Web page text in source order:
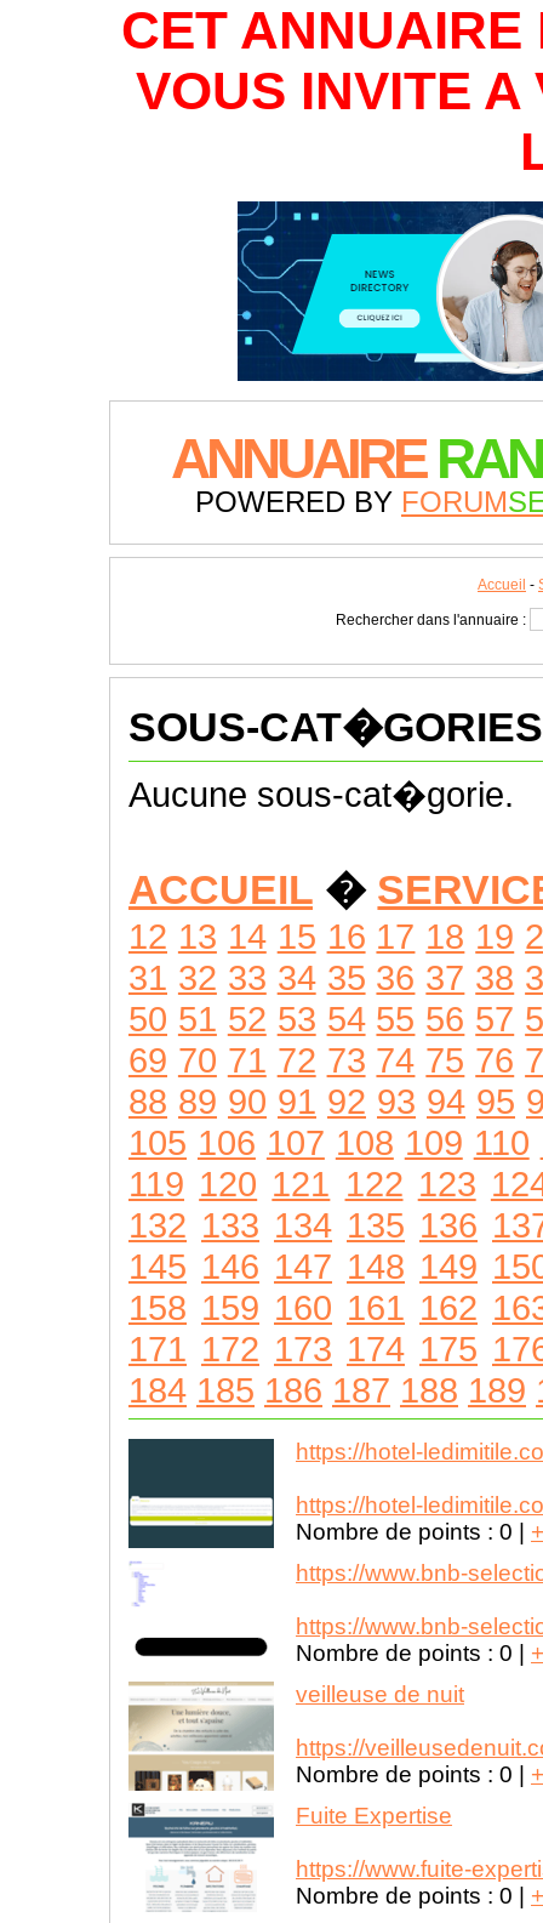
CET
VOUS INVITE A
ANNUAIRE
POWERED BY FORUM
Accueil -
Rechercher dans l'annuaire :
SOUS-CAT�GORIES
Aucune sous-cat�gorie.
ACCUEIL �
12 13 14 15 16 17 18 19
31 32 33 34 35 36 37 38
50 51 52 53 54 55 56 57
69 70 71 72 73 74 75 76
88 89 90 91 92 93 94 95
105 106 107 108 109 110
119 120 121 122 123
132 133 134 135 136
145 146 147 148 149
158 159 160 161 162
171 172 173 174 175
184 185 186 187 188 189
https://hotel-
https://hotel-
Nombre de points : 0
https://www.bnb-
https://www.bnb-
Nombre de points : 0
veilleuse de nuit
https://
Nombre de points : 0
Fuite Expertise
https://www.fuite-
Nombre de points : 0